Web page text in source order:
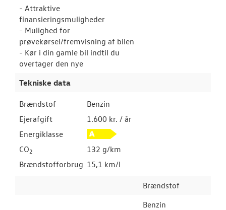
- Attraktive
finansieringsmuligheder
- Mulighed for
prøvekørsel/fremvisning af bilen
- Kør i din gamle bil indtil du
overtager den nye
Tekniske data
Brændstof
Benzin
Ejerafgift
1.600 kr. / år
Energiklasse
CO2
132 g/km
Brændstofforbrug 15,1 km/l
Brændstof
Benzin